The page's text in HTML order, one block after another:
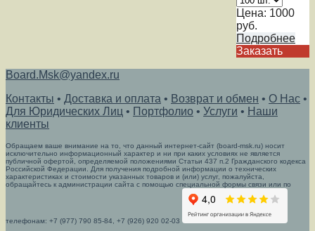
Цена: 1000
руб.
Подробнее
Заказать
Board.Msk@yandex.ru
Контакты • Доставка и оплата • Возврат и обмен • О Нас •
Для Юридических Лиц • Портфолио • Услуги • Наши
клиенты
Обращаем ваше внимание на то, что данный интернет-сайт (board-msk.ru) носит
исключительно информационный характер и ни при каких условиях не является
публичной офертой, определяемой положениями Статьи 437 п.2 Гражданского кодекса
Российской Федерации. Для получения подробной информации о технических
характеристиках и стоимости указанных товаров и (или) услуг, пожалуйста,
обращайтесь к администрации сайта с помощью специальной формы связи или по
телефонам: +7 (977) 790 85-84, +7 (926) 920 02-03